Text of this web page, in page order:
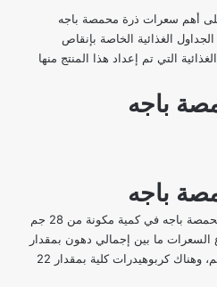
أهم سعرات ذرة محمصة باجه
الغذائية الخاصة بإنقاص
التي تم إعداد هذا المنتج منها
باجه
باجه
تبلغ السعرات الحرارية في ذرة محمصة باجه في كمية مكونة من 28 جم
السعرات ما بين إجمالي دهون بمقدار
3 جم، ودهون مشبعة بمقدار 1 جم، وهناك كربوهيدرات كلية بمقدار 22